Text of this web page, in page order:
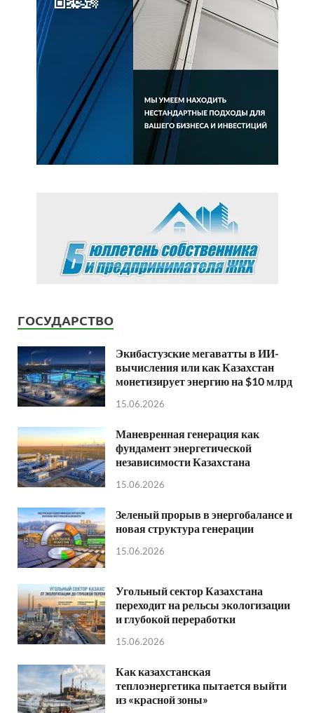
ГОСУДАРСТВО
Экибастузские мегаватты в ИИ-
вычисления или как Казахстан
монетизирует энергию на $10 млрд
15.06.2026
Маневренная генерация как
фундамент энергетической
независимости Казахстана
15.06.2026
Зеленый прорыв в энергобалансе и
новая структура генерации
15.06.2026
Угольный сектор Казахстана
переходит на рельсы экологизации
и глубокой переработки
15.06.2026
Как казахстанская
теплоэнергетика пытается выйти
из «красной зоны»